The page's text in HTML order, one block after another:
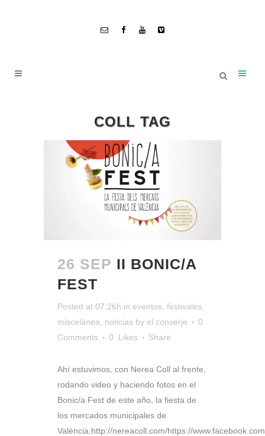
COLL TAG
26 SEP II BONIC/A
FEST
Posted at 07:26h in eventos festivales
miscelánea
noticias by el conserje
0
Comments
0 Likes Share
Ahí estuvimos, con Nerea Coll al frente,
rodando video y haciendo fotos en el
Bonic/a Fest de este año, la fiesta de
los mercados municipales de
València.http://nereacoll.com/https://